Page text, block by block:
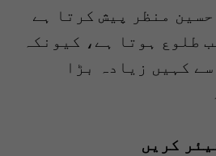
منظر پیش کرتا ہے
طلوع ہوتا ہے، کیونکہ
کہیں زیادہ بڑا
کریں